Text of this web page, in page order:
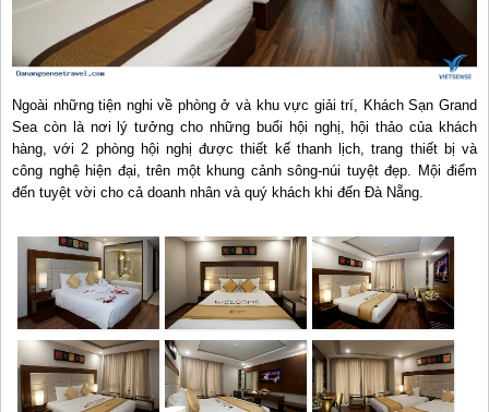
Ngoài những tiện nghi về phòng ở và khu vực giải trí, Khách Sạn Grand
Sea còn là nơi lý tưởng cho những buổi hội nghị, hội thảo của khách
hàng, với 2 phòng hội nghị được thiết kế thanh lịch, trang thiết bị và
công nghệ hiện đại, trên một khung cảnh sông-núi tuyệt đẹp. Mội điểm
đến tuyệt vời cho cả doanh nhân và quý khách khi đến Đà Nẵng.